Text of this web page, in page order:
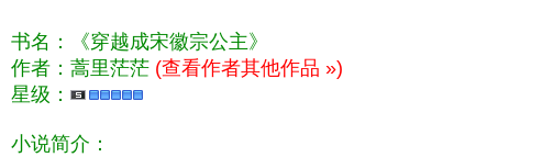
书名：《穿越成宋徽宗公主》
作者：蒿里茫茫 (查看作者其他作品 »)
星级：
小说简介：